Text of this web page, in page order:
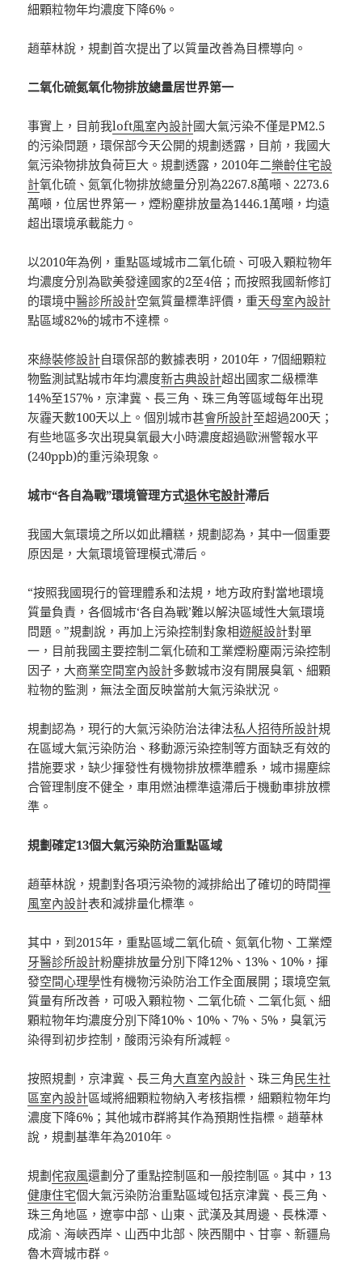
細顆粒物年均濃度下降6%。
趙華林說，規劃首次提出了以質量改善為目標導向。
二氧化硫氮氧化物排放總量居世界第一
事實上，目前我loft風室內設計國大氣污染不僅是PM2.5
的污染問題，環保部今天公開的規劃透露，目前，我國大
氣污染物排放負荷巨大。規劃透露，2010年二樂齡住宅設
計氧化硫、氮氧化物排放總量分別為2267.8萬噸、2273.6
萬噸，位居世界第一，煙粉塵排放量為1446.1萬噸，均遠
超出環境承載能力。
以2010年為例，重點區域城市二氧化硫、可吸入顆粒物年
均濃度分別為歐美發達國家的2至4倍；而按照我國新修訂
的環境中醫診所設計空氣質量標準評價，重天母室內設計
點區域82%的城市不達標。
來綠裝修設計自環保部的數據表明，2010年，7個細顆粒
物監測試點城市年均濃度新古典設計超出國家二級標準
14%至157%，京津冀、長三角、珠三角等區域每年出現
灰霾天數100天以上。個別城市甚會所設計至超過200天；
有些地區多次出現臭氧最大小時濃度超過歐洲警報水平
(240ppb)的重污染現象。
城市“各自為戰”環境管理方式退休宅設計滯后
我國大氣環境之所以如此糟糕，規劃認為，其中一個重要
原因是，大氣環境管理模式滯后。
“按照我國現行的管理體系和法規，地方政府對當地環境
質量負責，各個城市‘各自為戰’難以解決區域性大氣環境
問題。”規劃說，再加上污染控制對象相遊艇設計對單
一，目前我國主要控制二氧化硫和工業煙粉塵兩污染控制
因子，大商業空間室內設計多數城市沒有開展臭氧、細顆
粒物的監測，無法全面反映當前大氣污染狀況。
規劃認為，現行的大氣污染防治法律法私人招待所設計規
在區域大氣污染防治、移動源污染控制等方面缺乏有效的
措施要求，缺少揮發性有機物排放標準體系，城市揚塵綜
合管理制度不健全，車用燃油標準遠滯后于機動車排放標
準。
規劃確定13個大氣污染防治重點區域
趙華林說，規劃對各項污染物的減排給出了確切的時間禪
風室內設計表和減排量化標準。
其中，到2015年，重點區域二氧化硫、氮氧化物、工業煙
牙醫診所設計粉塵排放量分別下降12%、13%、10%，揮
發空間心理學性有機物污染防治工作全面展開；環境空氣
質量有所改善，可吸入顆粒物、二氧化硫、二氧化氮、細
顆粒物年均濃度分別下降10%、10%、7%、5%，臭氧污
染得到初步控制，酸雨污染有所減輕。
按照規劃，京津冀、長三角大直室內設計 、珠三角民生社
區室內設計區域將細顆粒物納入考核指標，細顆粒物年均
濃度下降6%；其他城市群將其作為預期性指標。趙華林
說，規劃基準年為2010年。
規劃侘寂風還劃分了重點控制區和一般控制區。其中，13
健康住宅個大氣污染防治重點區域包括京津冀、長三角、
珠三角地區，遼寧中部、山東、武漢及其周邊、長株潭、
成渝、海峽西岸、山西中北部、陜西關中、甘寧、新疆烏
魯木齊城市群。